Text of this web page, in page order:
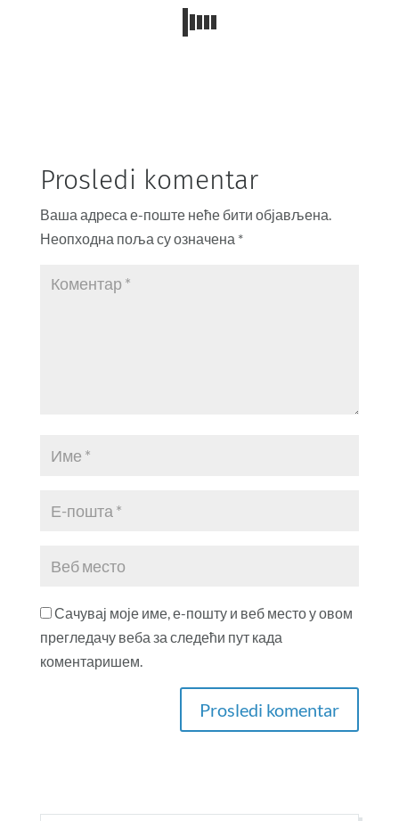
Prosledi komentar
Ваша адреса е-поште неће бити објављена.
Неопходна поља су означена *
Сачувај моје име, е-пошту и веб место у овом
прегледачу веба за следећи пут када
коментаришем.